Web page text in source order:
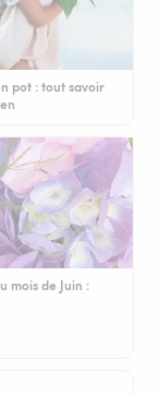
pot : tout savoir
mois de Juin :